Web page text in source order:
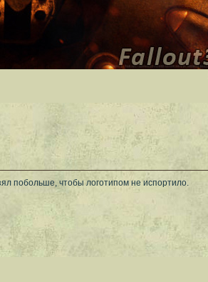
побольше, чтобы логотипом не испортило.